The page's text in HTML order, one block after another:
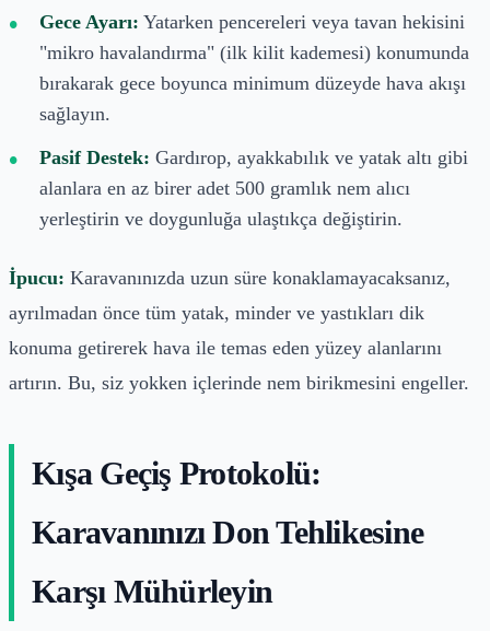
Gece Ayarı: Yatarken pencereleri veya tavan hekisini
"mikro havalandırma" (ilk kilit kademesi) konumunda
bırakarak gece boyunca minimum düzeyde hava akışı
sağlayın.
Pasif Destek: Gardırop, ayakkabılık ve yatak altı gibi
alanlara en az birer adet 500 gramlık nem alıcı
yerleştirin ve doygunluğa ulaştıkça değiştirin.
İpucu: Karavanınızda uzun süre konaklamayacaksanız,
ayrılmadan önce tüm yatak, minder ve yastıkları dik
konuma getirerek hava ile temas eden yüzey alanlarını
artırın. Bu, siz yokken içlerinde nem birikmesini engeller.
Kışa Geçiş Protokolü:
Karavanınızı Don Tehlikesine
Karşı Mühürleyin